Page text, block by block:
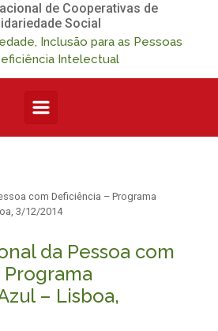
de Cooperativas de
Social
Inclusão para as Pessoas
Intelectual
com Deficiência – Programa
3/12/2014
da Pessoa com
– Lisboa,